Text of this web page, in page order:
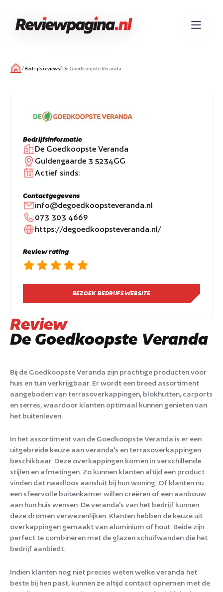
/Bedrijfs reviews/De Goedkoopste Veranda
Bedrijfsinformatie
De Goedkoopste Veranda
Guldengaarde 3 5234GG
Actief sinds:
Contactgegevens
info@degoedkoopsteveranda.nl
073 303 4669
https://degoedkoopsteveranda.nl/
Review rating
BEZOEK BEDRIJFSWEBSITE
Review
De Goedkoopste Veranda
Bij de Goedkoopste Veranda zijn prachtige producten voor
huis en tuin verkrijgbaar. Er wordt een breed assortiment
aangeboden van terrasoverkappingen, blokhutten, carports
en serres, waardoor klanten optimaal kunnen genieten van
het buitenleven.
In het assortiment van de Goedkoopste Veranda is er een
uitgebreide keuze aan veranda's en terrasoverkappingen
beschikbaar. Deze overkappingen komen in verschillende
stijlen en afmetingen. Zo kunnen klanten altijd een product
vinden dat naadloos aansluit bij hun woning. Of klanten nu
een sfeervolle buitenkamer willen creëren of een aanbouw
aan hun huis wensen. De veranda's van het bedrijf kunnen
deze dromen verwezenlijken. Klanten hebben de keuze uit
overkappingen gemaakt van aluminium of hout. Beide zijn
perfect te combineren met de glazen schuifwanden die het
bedrijf aanbiedt.
Indien klanten nog niet precies weten welke veranda het
beste bij hen past, kunnen ze altijd contact opnemen met de